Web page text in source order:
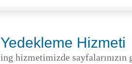
Hizmeti
hizmetimizde